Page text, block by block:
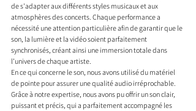
de s'adapter aux différents styles musicaux et aux
atmosphères des concerts. Chaque performance a
nécessité une attention particulière afin de garantir que le
son, la lumière et la vidéo soient parfaitement
synchronisés, créant ainsi une immersion totale dans
l’univers de chaque artiste.
En ce qui concerne le son, nous avons utilisé du matériel
de pointe pour assurer une qualité audio irréprochable.
Grâce à notre expertise, nous avons pu offrir un son clair,
puissant et précis, qui a parfaitement accompagné les